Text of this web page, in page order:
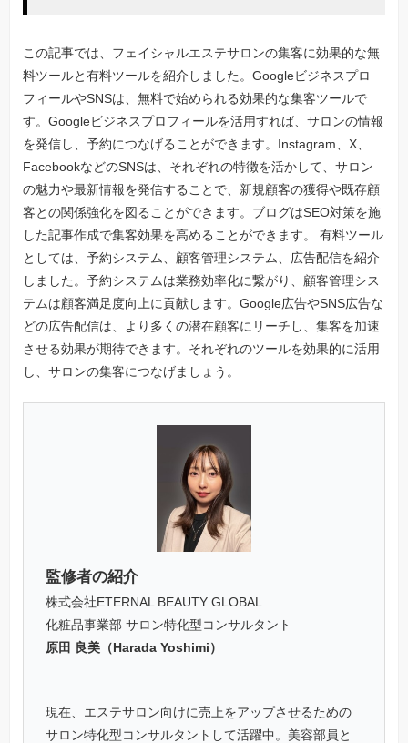
この記事では、フェイシャルエステサロンの集客に効果的な無
料ツールと有料ツールを紹介しました。Googleビジネスプロ
フィールやSNSは、無料で始められる効果的な集客ツールで
す。Googleビジネスプロフィールを活用すれば、サロンの情報
を発信し、予約につなげることができます。Instagram、X、
FacebookなどのSNSは、それぞれの特徴を活かして、サロン
の魅力や最新情報を発信することで、新規顧客の獲得や既存顧
客との関係強化を図ることができます。ブログはSEO対策を施
した記事作成で集客効果を高めることができます。 有料ツール
としては、予約システム、顧客管理システム、広告配信を紹介
しました。予約システムは業務効率化に繋がり、顧客管理シス
テムは顧客満足度向上に貢献します。Google広告やSNS広告な
どの広告配信は、より多くの潜在顧客にリーチし、集客を加速
させる効果が期待できます。それぞれのツールを効果的に活用
し、サロンの集客につなげましょう。
監修者の紹介
株式会社ETERNAL BEAUTY GLOBAL
化粧品事業部 サロン特化型コンサルタント
原田 良美（Harada Yoshimi）
現在、エステサロン向けに売上をアップさせるための
サロン特化型コンサルタントして活躍中。美容部員と